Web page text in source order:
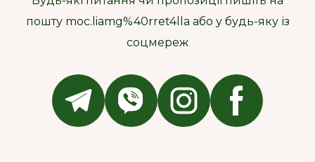
пошту moc.liamg%40rret4lla або у будь-яку із
соцмереж